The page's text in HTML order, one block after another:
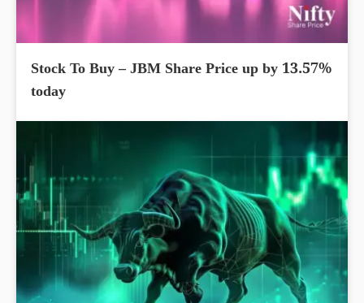
Stock To Buy – JBM Share Price up by 13.57%
today